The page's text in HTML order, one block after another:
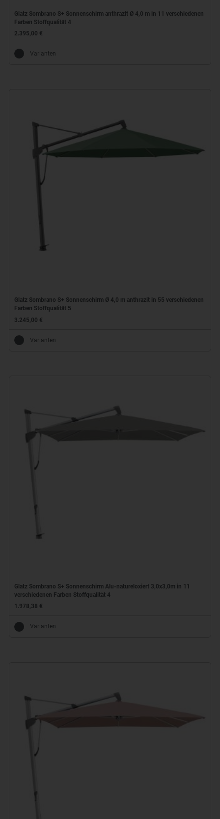
Glatz Sombrano S+ Sonnenschirm anthrazit Ø 4,0 m in 11 verschiedenen
Farben Stoffqualität 4
2.395,00 €
Varianten
Glatz Sombrano S+ Sonnenschirm Ø 4,0 m anthrazit in 55 verschiedenen
Farben Stoffqualität 5
3.245,00 €
Varianten
Glatz Sombrano S+ Sonnenschirm Alu-natureloxiert 3,0x3,0m in 11
verschiedenen Farben Stoffqualität 4
1.978,38 €
Varianten